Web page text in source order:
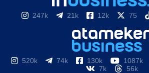
247k 21k 12k 75
520k 74k 130k 1087k
7k
56k